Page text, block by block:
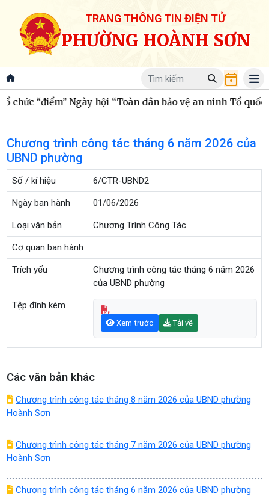
TRANG THÔNG TIN ĐIỆN TỬ
PHƯỜNG HOÀNH SƠN
“điểm” Ngày hội “Toàn dân bảo vệ an ninh Tổ quốc”
Chương trình công tác tháng 6 năm 2026 của
UBND phường
Số / kí hiệu 6/CTR-UBND2
Ngày ban hành 01/06/2026
Loại văn bản Chương Trình Công Tác
Cơ quan ban hành
Trích yếu
Chương trình công tác tháng 6 năm 2026
của UBND phường
Tệp đính kèm
Xem trước Tải về
Các văn bản khác
Chương trình công tác tháng 8 năm 2026 của UBND phường
Hoành Sơn
Chương trình công tác tháng 7 năm 2026 của UBND phường
Hoành Sơn
Chương trình công tác tháng 6 năm 2026 của UBND phường